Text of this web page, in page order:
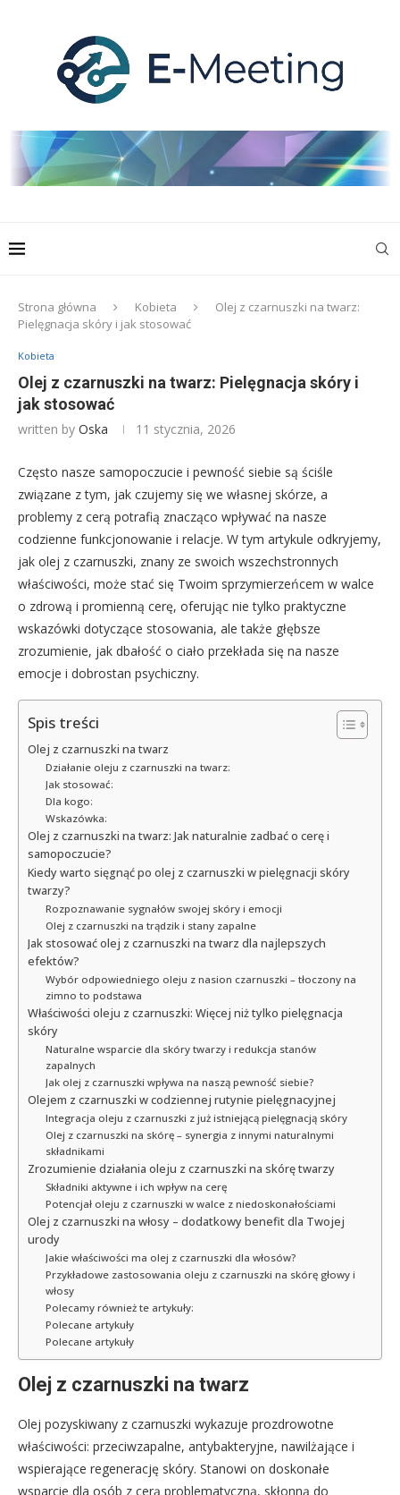
Strona główna Kobieta
Olej z czarnuszki na twarz:
Pielęgnacja skóry i jak stosować
Kobieta
Olej z czarnuszki na twarz: Pielęgnacja skóry i
jak stosować
written by Oska 11 stycznia, 2026
Często nasze samopoczucie i pewność siebie są ściśle
związane z tym, jak czujemy się we własnej skórze, a
problemy z cerą potrafią znacząco wpływać na nasze
codzienne funkcjonowanie i relacje. W tym artykule odkryjemy,
jak olej z czarnuszki, znany ze swoich wszechstronnych
właściwości, może stać się Twoim sprzymierzeńcem w walce
o zdrową i promienną cerę, oferując nie tylko praktyczne
wskazówki dotyczące stosowania, ale także głębsze
zrozumienie, jak dbałość o ciało przekłada się na nasze
emocje i dobrostan psychiczny.
Spis treści
Olej z czarnuszki na twarz
Działanie oleju z czarnuszki na twarz:
Jak stosować:
Dla kogo:
Wskazówka:
Olej z czarnuszki na twarz: Jak naturalnie zadbać o cerę i
samopoczucie?
Kiedy warto sięgnąć po olej z czarnuszki w pielęgnacji skóry
twarzy?
Rozpoznawanie sygnałów swojej skóry i emocji
Olej z czarnuszki na trądzik i stany zapalne
Jak stosować olej z czarnuszki na twarz dla najlepszych
efektów?
Wybór odpowiedniego oleju z nasion czarnuszki – tłoczony na
zimno to podstawa
Właściwości oleju z czarnuszki: Więcej niż tylko pielęgnacja
skóry
Naturalne wsparcie dla skóry twarzy i redukcja stanów
zapalnych
Jak olej z czarnuszki wpływa na naszą pewność siebie?
Olejem z czarnuszki w codziennej rutynie pielęgnacyjnej
Integracja oleju z czarnuszki z już istniejącą pielęgnacją skóry
Olej z czarnuszki na skórę – synergia z innymi naturalnymi
składnikami
Zrozumienie działania oleju z czarnuszki na skórę twarzy
Składniki aktywne i ich wpływ na cerę
Potencjał oleju z czarnuszki w walce z niedoskonałościami
Olej z czarnuszki na włosy – dodatkowy benefit dla Twojej
urody
Jakie właściwości ma olej z czarnuszki dla włosów?
Przykładowe zastosowania oleju z czarnuszki na skórę głowy i
włosy
Polecamy również te artykuły:
Polecane artykuły
Polecane artykuły
Olej z czarnuszki na twarz
Olej pozyskiwany z czarnuszki wykazuje prozdrowotne
właściwości: przeciwzapalne, antybakteryjne, nawilżające i
wspierające regenerację skóry. Stanowi on doskonałe
wsparcie dla osób z cerą problematyczną, skłonną do